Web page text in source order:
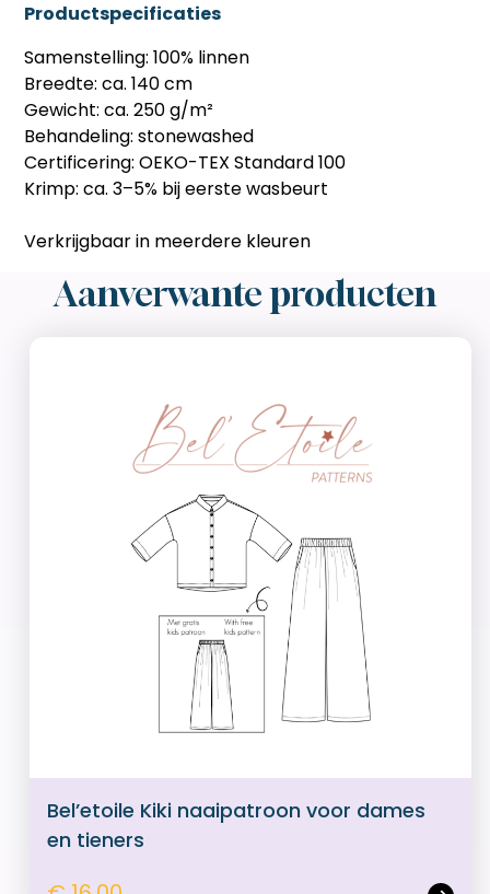
Productspecificaties
Samenstelling: 100% linnen
Breedte: ca. 140 cm
Gewicht: ca. 250 g/m²
Behandeling: stonewashed
Certificering: OEKO-TEX Standard 100
Krimp: ca. 3–5% bij eerste wasbeurt
Verkrijgbaar in meerdere kleuren
Aanverwante producten
Bel’etoile Kiki naaipatroon voor dames
en tieners